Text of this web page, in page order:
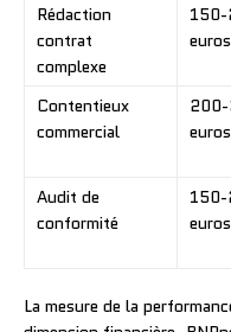
Rédaction
contrat
complexe
euros
Contentieux
commercial
euros
Audit de
conformité
euros
La mesure de la